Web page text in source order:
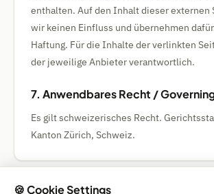
enthalten. Auf den Inhalt dieser externen
wir keinen Einfluss und übernehmen
Haftung. Für die Inhalte der verlinkten
der jeweilige Anbieter verantwortlich.
7. Anwendbares Recht /
Es gilt schweizerisches Recht.
Kanton Zürich, Schweiz.
🍪 Cookie Settings